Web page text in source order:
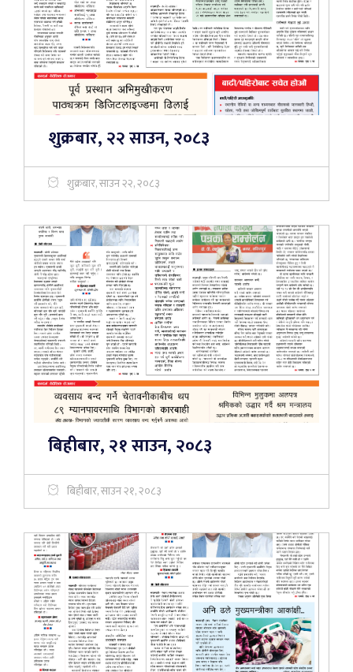
शुक्रबार, २२ साउन, २०८३
शुक्रबार, साउन २२, २०८३
बिहीबार, २१ साउन, २०८३
बिहीबार, साउन २१, २०८३